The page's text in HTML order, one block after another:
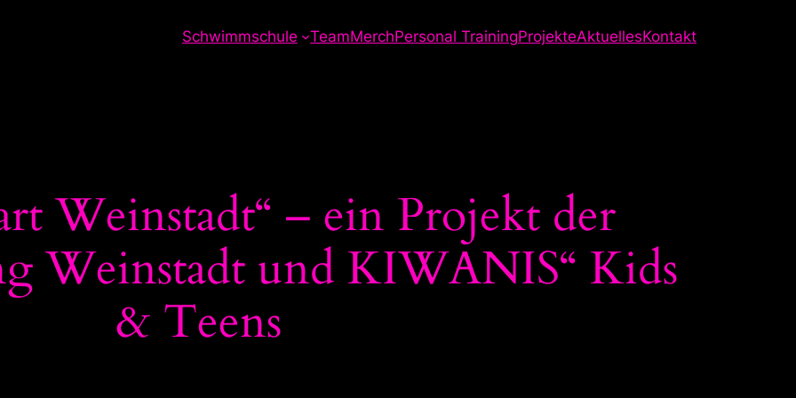
Schwimmschule TeamMerchPersonal TrainingProjekteAktuellesKontakt
Weinstadt“ – ein Projekt der
Weinstadt und KIWANIS“ Kids
& Teens